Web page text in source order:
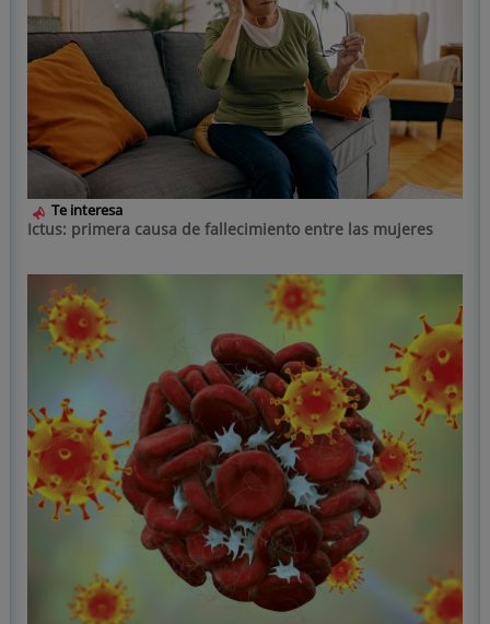
Te interesa
Ictus: primera causa de fallecimiento entre las mujeres